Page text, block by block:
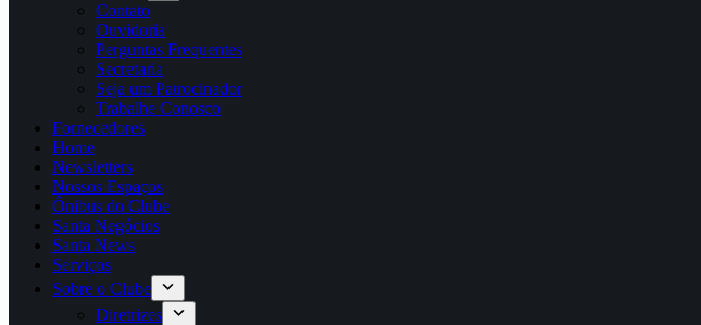
Contato
Ouvidoria
Perguntas Frequentes
Secretaria
Seja um Patrocinador
Trabalhe Conosco
Fornecedores
Home
Newsletters
Nossos Espaços
Ônibus do Clube
Santa Negócios
Santa News
Serviços
Sobre o Clube
Diretrizes